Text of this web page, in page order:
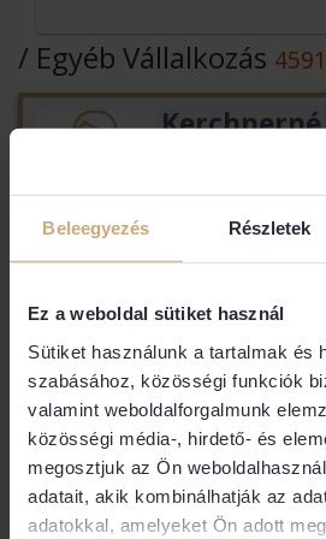
Beleegyezés Részletek
Ez a weboldal sütiket használ
Sütiket használunk a tartalmak és
szabásához, közösségi funkciók
valamint weboldalforgalmunk
közösségi média-, hirdető- és
megosztjuk az Ön
adatait, akik kombinálhatják az
adatokkal, amelyeket Ön adott
/ Egyéb Vállalkozás
Kerchnerné
Kerchnerné dr.
egyéni ügyvéd
3950 Sárospatak | Telefon:
Kéri Eszter
Kéri Eszter
1073 Budapest
Kerschné